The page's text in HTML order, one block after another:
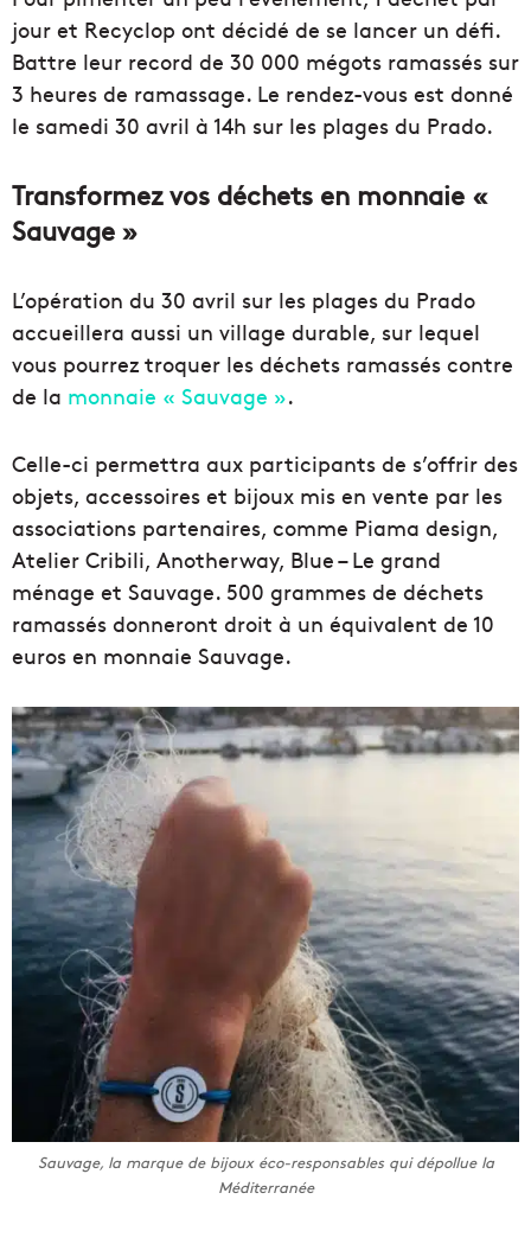
jour et Recyclop ont décidé de se lancer un défi.
Battre leur record de 30 000 mégots ramassés sur
3 heures de ramassage. Le rendez-vous est donné
le samedi 30 avril à 14h sur les plages du Prado.
Transformez vos déchets en monnaie «
Sauvage »
L’opération du 30 avril sur les plages du Prado
accueillera aussi un village durable, sur lequel
vous pourrez troquer les déchets ramassés contre
de la monnaie « Sauvage ».
Celle-ci permettra aux participants de s’offrir des
objets, accessoires et bijoux mis en vente par les
associations partenaires, comme Piama design,
Atelier Cribili, Anotherway, Blue – Le grand
ménage et Sauvage. 500 grammes de déchets
ramassés donneront droit à un équivalent de 10
euros en monnaie Sauvage.
Sauvage, la marque de bijoux éco-responsables qui dépollue la
Méditerranée